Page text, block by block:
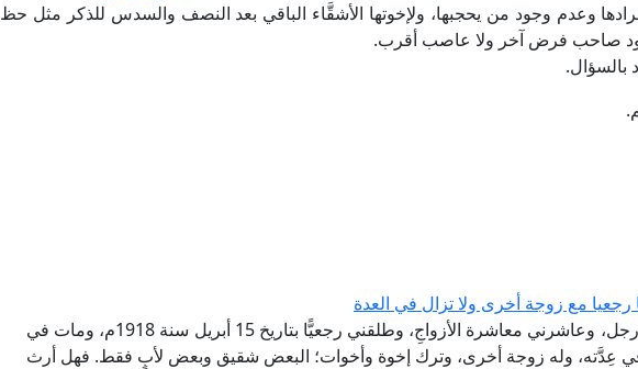
وعدم وجود من يحجبها، ولإخوتها الأشقَّاء الباقي بعد النصف والسدس للذكر مثل حظ
وجود صاحب فرض آخر ولا عاصب أقرب.
بالسؤال.
مع زوجة أخرى ولا تزال في العدة
سيدة تقول: تزوجتُ من رجل، وعاشرني معاشرة الأزواجِ، وطلقني رجعيًّا بتاريخ 15 أبريل سنة 1918م، ومات في
1918م وأنا في عِدَّته، وله زوجة أخرى، وترك إخوة وأخوات؛ البعض شقيق وبعض لأبٍ فقط. فهل أرث